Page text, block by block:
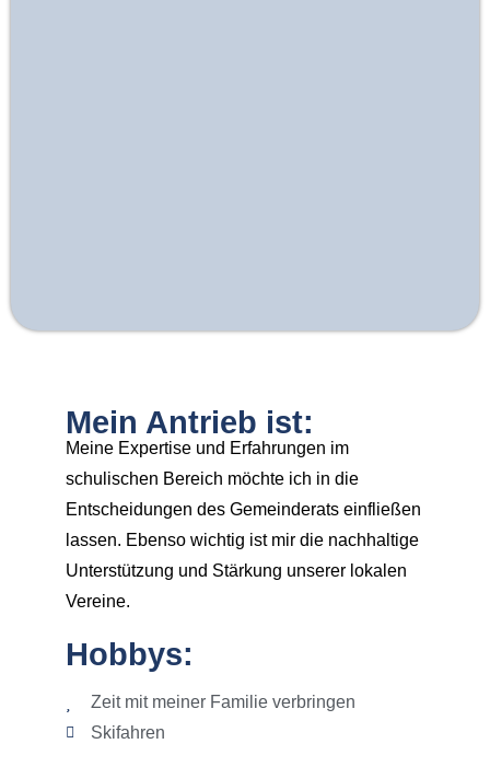
Mein Antrieb ist:
Meine Expertise und Erfahrungen im
schulischen Bereich möchte ich in die
Entscheidungen des Gemeinderats einfließen
lassen. Ebenso wichtig ist mir die nachhaltige
Unterstützung und Stärkung unserer lokalen
Vereine.
Hobbys:
Zeit mit meiner Familie verbringen
Skifahren